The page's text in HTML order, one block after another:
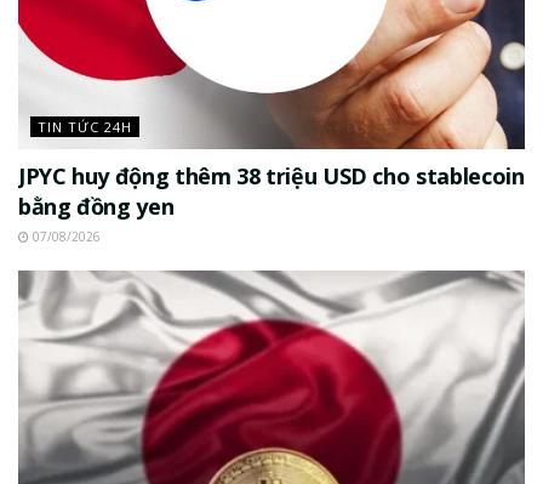
TIN TỨC 24H
JPYC huy động thêm 38 triệu USD cho stablecoin
bằng đồng yen
07/08/2026